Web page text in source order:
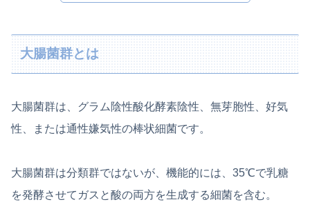
大腸菌群とは
大腸菌群は、グラム陰性酸化酵素陰性、無芽胞性、好気
性、または通性嫌気性の棒状細菌です。
大腸菌群は分類群ではないが、機能的には、35℃で乳糖
を発酵させてガスと酸の両方を生成する細菌を含む。